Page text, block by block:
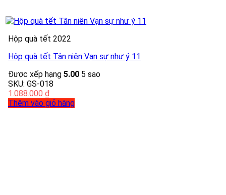
Hộp quà tết 2022
Hộp quà tết Tân niên Vạn sự như ý 11
Được xếp hạng 5.00 5 sao
SKU: GS-018
1.088.000 ₫
Thêm vào giỏ hàng